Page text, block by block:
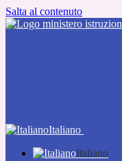
Salta al contenuto
Italiano
Italiano